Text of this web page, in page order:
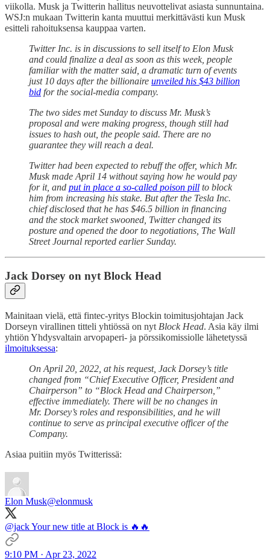
viikolla. Musk ja Twitterin hallitus neuvottelivat asiasta sunnuntaina.
WSJ:n mukaan Twitterin kanta muuttui merkittävästi kun Musk
esitteli rahoituksensa kauppaa varten.
Twitter Inc. is in discussions to sell itself to Elon Musk
and could finalize a deal as soon as this week, people
familiar with the matter said, a dramatic turn of events
just 10 days after the billionaire unveiled his $43 billion
bid for the social-media company.
The two sides met Sunday to discuss Mr. Musk’s
proposal and were making progress, though still had
issues to hash out, the people said. There are no
guarantee they will reach a deal.
Twitter had been expected to rebuff the offer, which Mr.
Musk made April 14 without saying how he would pay
for it, and put in place a so-called poison pill to block
him from increasing his stake. But after the Tesla Inc.
chief disclosed that he has $46.5 billion in financing
and the stock market swooned, Twitter changed its
posture and opened the door to negotiations, The Wall
Street Journal reported earlier Sunday.
Jack Dorsey on nyt Block Head
Mainitaan vielä, että fintec-yritys Blockin toimitusjohtajan Jack
Dorseyn virallinen titteli yhtiössä on nyt Block Head. Asia käy ilmi
yhtiön Yhdysvaltain arvopaperi- ja pörssikomissiolle lähetetyssä
ilmoituksessa:
On April 20, 2022, at his request, Jack Dorsey’s title
changed from “Chief Executive Officer, President and
Chairperson” to “Block Head and Chairperson,”
effective immediately. There will be no changes in
Mr. Dorsey’s roles and responsibilities, and he will
continue to serve as principal executive officer of the
Company.
Asiaa puitiin myös Twitterissä:
Elon Musk@elonmusk
@jackYour new title at Block is 🔥🔥
9:10 PM · Apr 23, 2022